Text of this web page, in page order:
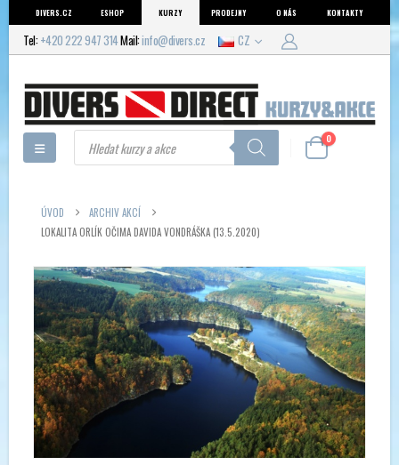
DIVERS.CZ ESHOP KURZY PRODEJNY O NÁS KONTAKTY
Tel: +420 222 947 314Mail:info@divers.cz CZ
Products
search 0
ÚVOD
ARCHIV AKCÍ
LOKALITA ORLÍK OČIMA DAVIDA VONDRÁŠKA (13.5.2020)